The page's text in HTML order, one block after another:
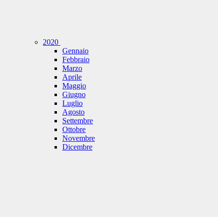
2020
Gennaio
Febbraio
Marzo
Aprile
Maggio
Giugno
Luglio
Agosto
Settembre
Ottobre
Novembre
Dicembre